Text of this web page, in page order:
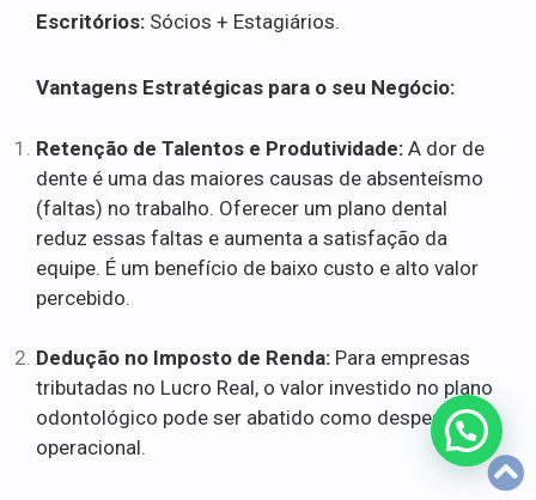
Escritórios: Sócios + Estagiários.
Vantagens Estratégicas para o seu Negócio:
Retenção de Talentos e Produtividade: A dor de
dente é uma das maiores causas de absenteísmo
(faltas) no trabalho. Oferecer um plano dental
reduz essas faltas e aumenta a satisfação da
equipe. É um benefício de baixo custo e alto valor
percebido.
Dedução no Imposto de Renda: Para empresas
tributadas no Lucro Real, o valor investido no plano
odontológico pode ser abatido como despesa
operacional.